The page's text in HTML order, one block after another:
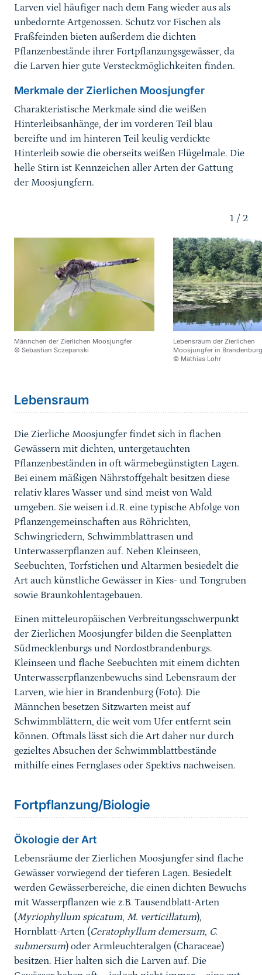
Larven viel häufiger nach dem Fang wieder aus als
unbedornte Artgenossen. Schutz vor Fischen als
Fraßfeinden bieten außerdem die dichten
Pflanzenbestände ihrer Fortpflanzungsgewässer, da
die Larven hier gute Versteckmöglichkeiten finden.
Merkmale der Zierlichen Moosjungfer
Charakteristische Merkmale sind die weißen
Hinterleibsanhänge, der im vorderen Teil blau
bereifte und im hinteren Teil keulig verdickte
Hinterleib sowie die oberseits weißen Flügelmale. Die
helle Stirn ist Kennzeichen aller Arten der Gattung
der Moosjungfern.
Karussell Start
1 / 2
Männchen der Zierlichen Moosjungfer
© Sebastian Sczepanski
Lebensraum der Zierlichen
Moosjungfer in Brandenburg
© Mathias Lohr
Lebensraum
Die Zierliche Moosjungfer findet sich in flachen
Gewässern mit dichten, untergetauchten
Pflanzenbeständen in oft wärmebegünstigten Lagen.
Bei einem mäßigen Nährstoffgehalt besitzen diese
relativ klares Wasser und sind meist von Wald
umgeben. Sie weisen i.d.R. eine typische Abfolge von
Pflanzengemeinschaften aus Röhrichten,
Schwingriedern, Schwimmblattrasen und
Unterwasserpflanzen auf. Neben Kleinseen,
Seebuchten, Torfstichen und Altarmen besiedelt die
Art auch künstliche Gewässer in Kies- und Tongruben
sowie Braunkohlentagebauen.
Einen mitteleuropäischen Verbreitungsschwerpunkt
der Zierlichen Moosjungfer bilden die Seenplatten
Südmecklenburgs und Nordostbrandenburgs.
Kleinseen und flache Seebuchten mit einem dichten
Unterwasserpflanzenbewuchs sind Lebensraum der
Larven, wie hier in Brandenburg (Foto). Die
Männchen besetzen Sitzwarten meist auf
Schwimmblättern, die weit vom Ufer entfernt sein
können. Oftmals lässt sich die Art daher nur durch
gezieltes Absuchen der Schwimmblattbestände
mithilfe eines Fernglases oder Spektivs nachweisen.
Sprungmarke
Fortpflanzung/Biologie
Ökologie der Art
Lebensräume der Zierlichen Moosjungfer sind flache
Gewässer vorwiegend der tieferen Lagen. Besiedelt
werden Gewässerbereiche, die einen dichten Bewuchs
mit Wasserpflanzen wie z.B. Tausendblatt-Arten
(Myriophyllum spicatum, M. verticillatum),
Hornblatt-Arten (Ceratophyllum demersum, C.
submersum) oder Armleuchteralgen (Characeae)
besitzen. Hier halten sich die Larven auf. Die